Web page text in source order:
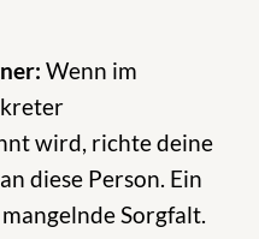
Wenn im
wird, richte deine
diese Person. Ein
Sorgfalt.